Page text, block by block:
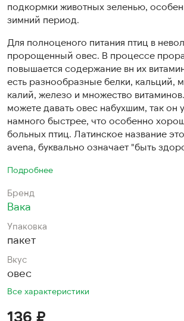
подкормки животных зеленью,
зимний период.
Для полноценого питания птиц в
пророщенный овес. В процессе
повышается содержание вн их
есть разнообразные белки, кальций,
калий, железо и множество
можете давать овес набухшим, так он
намного быстрее, что особенно
больных птиц. Латинское название
avena, буквально означает "быть
Подробнее
Бренд
Вака
Упаковка
пакет
Вкус
овес
Все характеристики
136 ₽